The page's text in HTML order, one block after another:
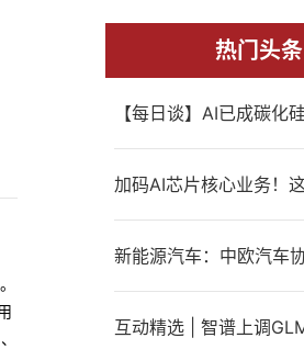
热门头条